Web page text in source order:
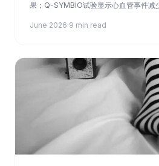
果；Q-SYMBIO试验显示心血管事件减
June 2026·9 min read